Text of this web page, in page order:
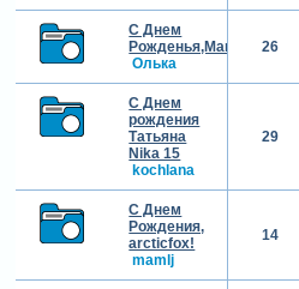
С Днем
Рожденья,Marussija!!!
Олька
26
С Днем
рождения
Татьяна
Nika 15
kochlana
29
С Днем
Рождения,
arcticfox!
mamlj
14